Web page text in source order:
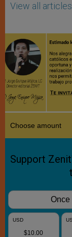
View all articles